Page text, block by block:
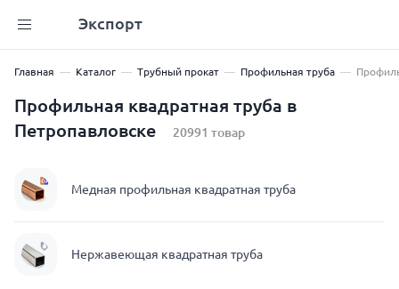
Экспорт
Главная Каталог Трубный прокат Профильная труба
Профильная квадратная труба в
Петропавловске
20991 товар
Медная профильная квадратная труба
Нержавеющая квадратная труба